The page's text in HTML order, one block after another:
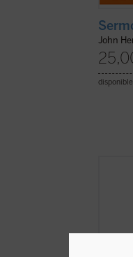
John
Los